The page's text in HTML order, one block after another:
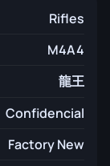
Rifles
M4A4
龍王
Confidencial
Factory New